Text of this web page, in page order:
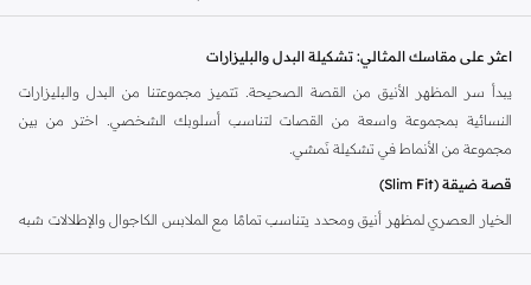
اعثر على مقاسك المثالي: تشكيلة البدل والبليزارات
يبدأ سر المظهر الأنيق من القصة الصحيحة. تتميز مجموعتنا من البدل والبليزارات
النسائية بمجموعة واسعة من القصات لتناسب أسلوبك الشخصي. اختر من بين
مجموعة من الأنماط في تشكيلة نَمشي.
قصة ضيقة (Slim Fit)
الخيار العصري لمظهر أنيق ومحدد يتناسب تمامًا مع الملابس الكاجوال والإطلالات شبه